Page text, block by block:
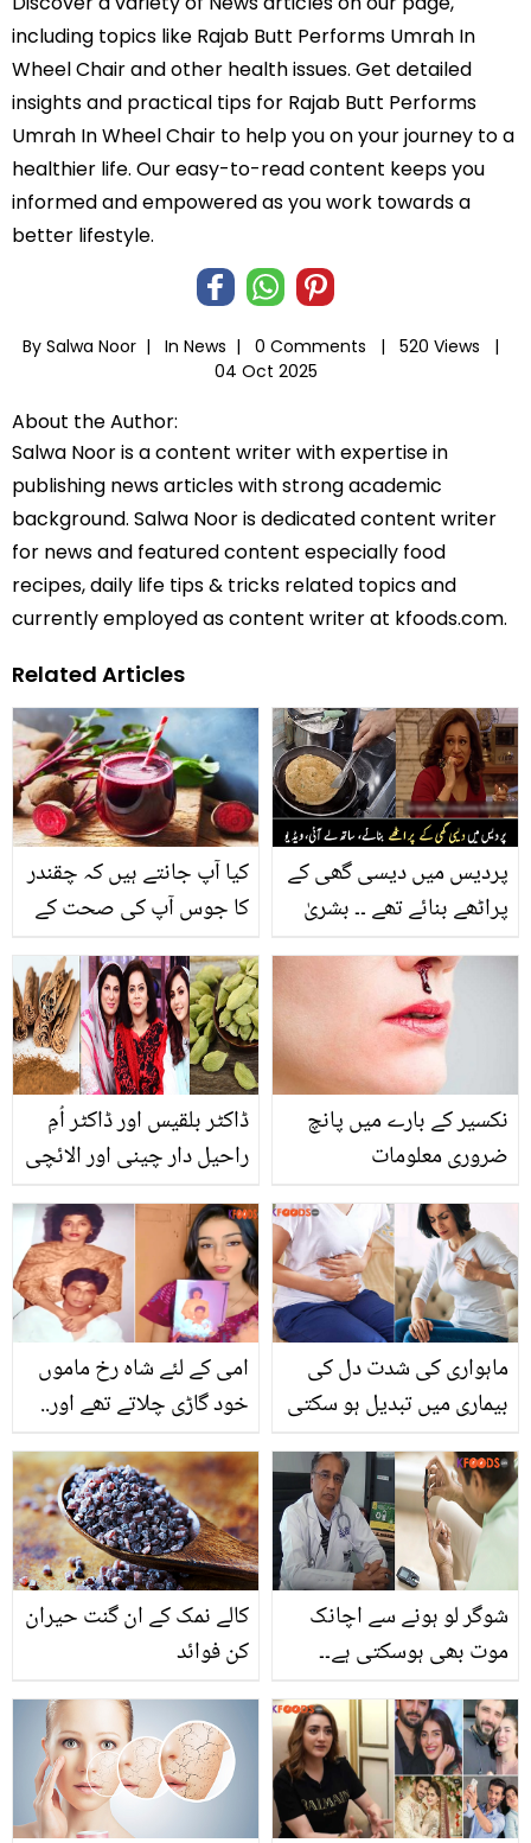
including topics like Rajab Butt Performs Umrah In
Wheel Chair and other health issues. Get detailed
insights and practical tips for Rajab Butt Performs
Umrah In Wheel Chair to help you on your journey to a
healthier life. Our easy-to-read content keeps you
informed and empowered as you work towards a
better lifestyle.
By Salwa Noor | In News | 0 Comments |
520 Views |
04 Oct 2025
About the Author:
Salwa Noor is a content writer with expertise in
publishing news articles with strong academic
background. Salwa Noor is dedicated content writer
for news and featured content especially food
recipes, daily life tips & tricks related topics and
currently employed as content writer at kfoods.com.
Related Articles
کیا آپ جانتے ہیں کہ چقندر
کا جوس آپ کی صحت کے
لئے کتنا فائدے مند ثابت ہو
سکتا ہے؟ جانیں چقندر کے
انسانی صحت پر حیرت
انگیز کمالات اور اب سے آپ
بھی کریں اس کا بھرپور
استعمال
پردیس میں دیسی گھی کے
پراٹھے بنائے تھے ۔۔ بشریٰ
انصاری نے ہوائی جہاز میں
بیٹھ کر پراٹھے کیوں
کھائے؟ دیکھیے دلچسپ
ڈاکٹر بلقیس اور ڈاکٹر اُمِ
راحیل دار چینی اور الائچی
والا پانی پینے کا مشورہ
کیوں دیتی ہیں؟ جانیئے
اہم راز
نکسیر کے بارے میں پانچ
ضروری معلومات
امی کے لئے شاہ رخ ماموں
خود گاڑی چلاتے تھے اور..
شاہ رخ خان کی پاکستانی
بھانجی کیا کرتی ہیں؟
ماموں کے متعلق دلچسپ
انکشافات
ماہواری کی شدت دل کی
بیماری میں تبدیل ہو سکتی
ہے؟ ماہرین کی نئی تحقیق
نے خواتین کے لیئے خطرے
کی گھنٹی بجا دی
کالے نمک کے ان گنت حیران
کن فوائد
شوگر لو ہونے سے اچانک
موت بھی ہوسکتی ہے۔۔
شوگر اکثر لو رہتی ہے تو کیا
میٹھا کھانے سے نقصان
نہیں ہوتا؟ جانیں ڈاکٹر کی
رائے